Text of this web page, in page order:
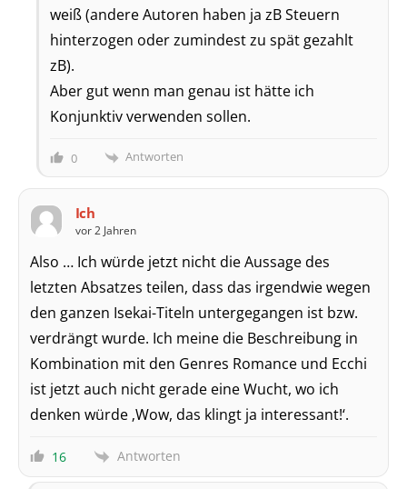
weiß (andere Autoren haben ja zB Steuern
hinterzogen oder zumindest zu spät gezahlt
zB).
Aber gut wenn man genau ist hätte ich
Konjunktiv verwenden sollen.
0 Antworten
Ich
vor 2 Jahren
Also … Ich würde jetzt nicht die Aussage des
letzten Absatzes teilen, dass das irgendwie wegen
den ganzen Isekai-Titeln untergegangen ist bzw.
verdrängt wurde. Ich meine die Beschreibung in
Kombination mit den Genres Romance und Ecchi
ist jetzt auch nicht gerade eine Wucht, wo ich
denken würde ‚Wow, das klingt ja interessant!‘.
16 Antworten